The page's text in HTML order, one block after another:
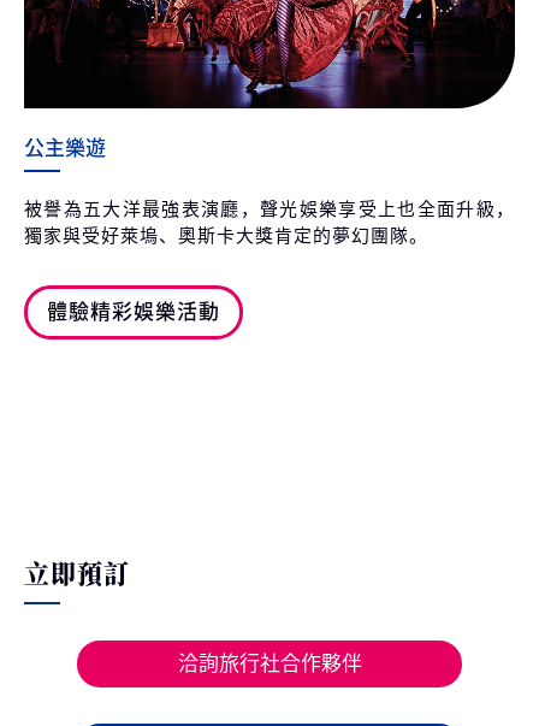
公主樂遊
被譽為五大洋最強表演廳，聲光娛樂享受上也全面升級，
獨家與受好萊塢、奧斯卡大獎肯定的夢幻團隊。
體驗精彩娛樂活動
立即預訂
洽詢旅行社合作夥伴